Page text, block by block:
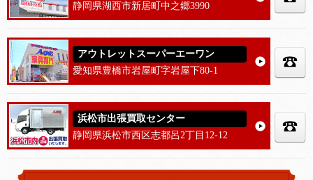
静岡県湖西市新居町中之郷3990
アウトレットスーパーエーワン
愛知県豊橋市岩屋町字岩屋下80-1
浜松市出張買取センター
静岡県浜松市西区志都呂2丁目12-12